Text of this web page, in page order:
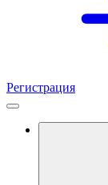
Регистрация